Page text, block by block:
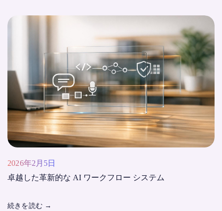
2026年2月5日
卓越した革新的な AI ワークフロー システム
続きを読む →